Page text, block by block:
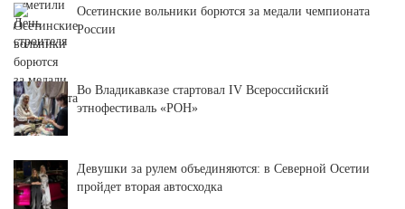
Осетинские вольники борются за медали чемпионата
России
Во Владикавказе стартовал IV Всероссийский
этнофестиваль «РОН»
Девушки за рулем объединяются: в Северной Осетии
пройдет вторая автосходка